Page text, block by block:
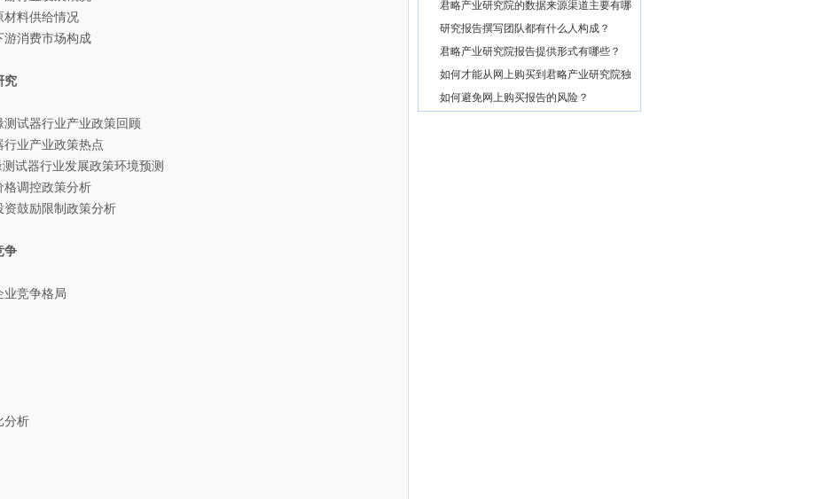
料供给情况
消费市场构成
究
试器行业产业政策回顾
业产业政策热点
试器行业发展政策环境预测
调控政策分析
鼓励限制政策分析
争
竞争格局
析
君略产业研究院的数据来源渠道主要有哪
些？
研究报告撰写团队都有什么人构成？
君略产业研究院报告提供形式有哪些？
如何才能从网上购买到君略产业研究院独
家原创的报告产品？
如何避免网上购买报告的风险？